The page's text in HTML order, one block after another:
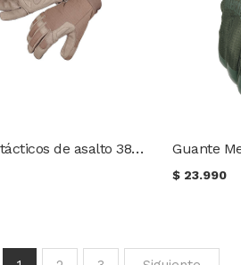
Guantes tácticos de asalto 3820 5ive Star Gear Guante
$ 23.990